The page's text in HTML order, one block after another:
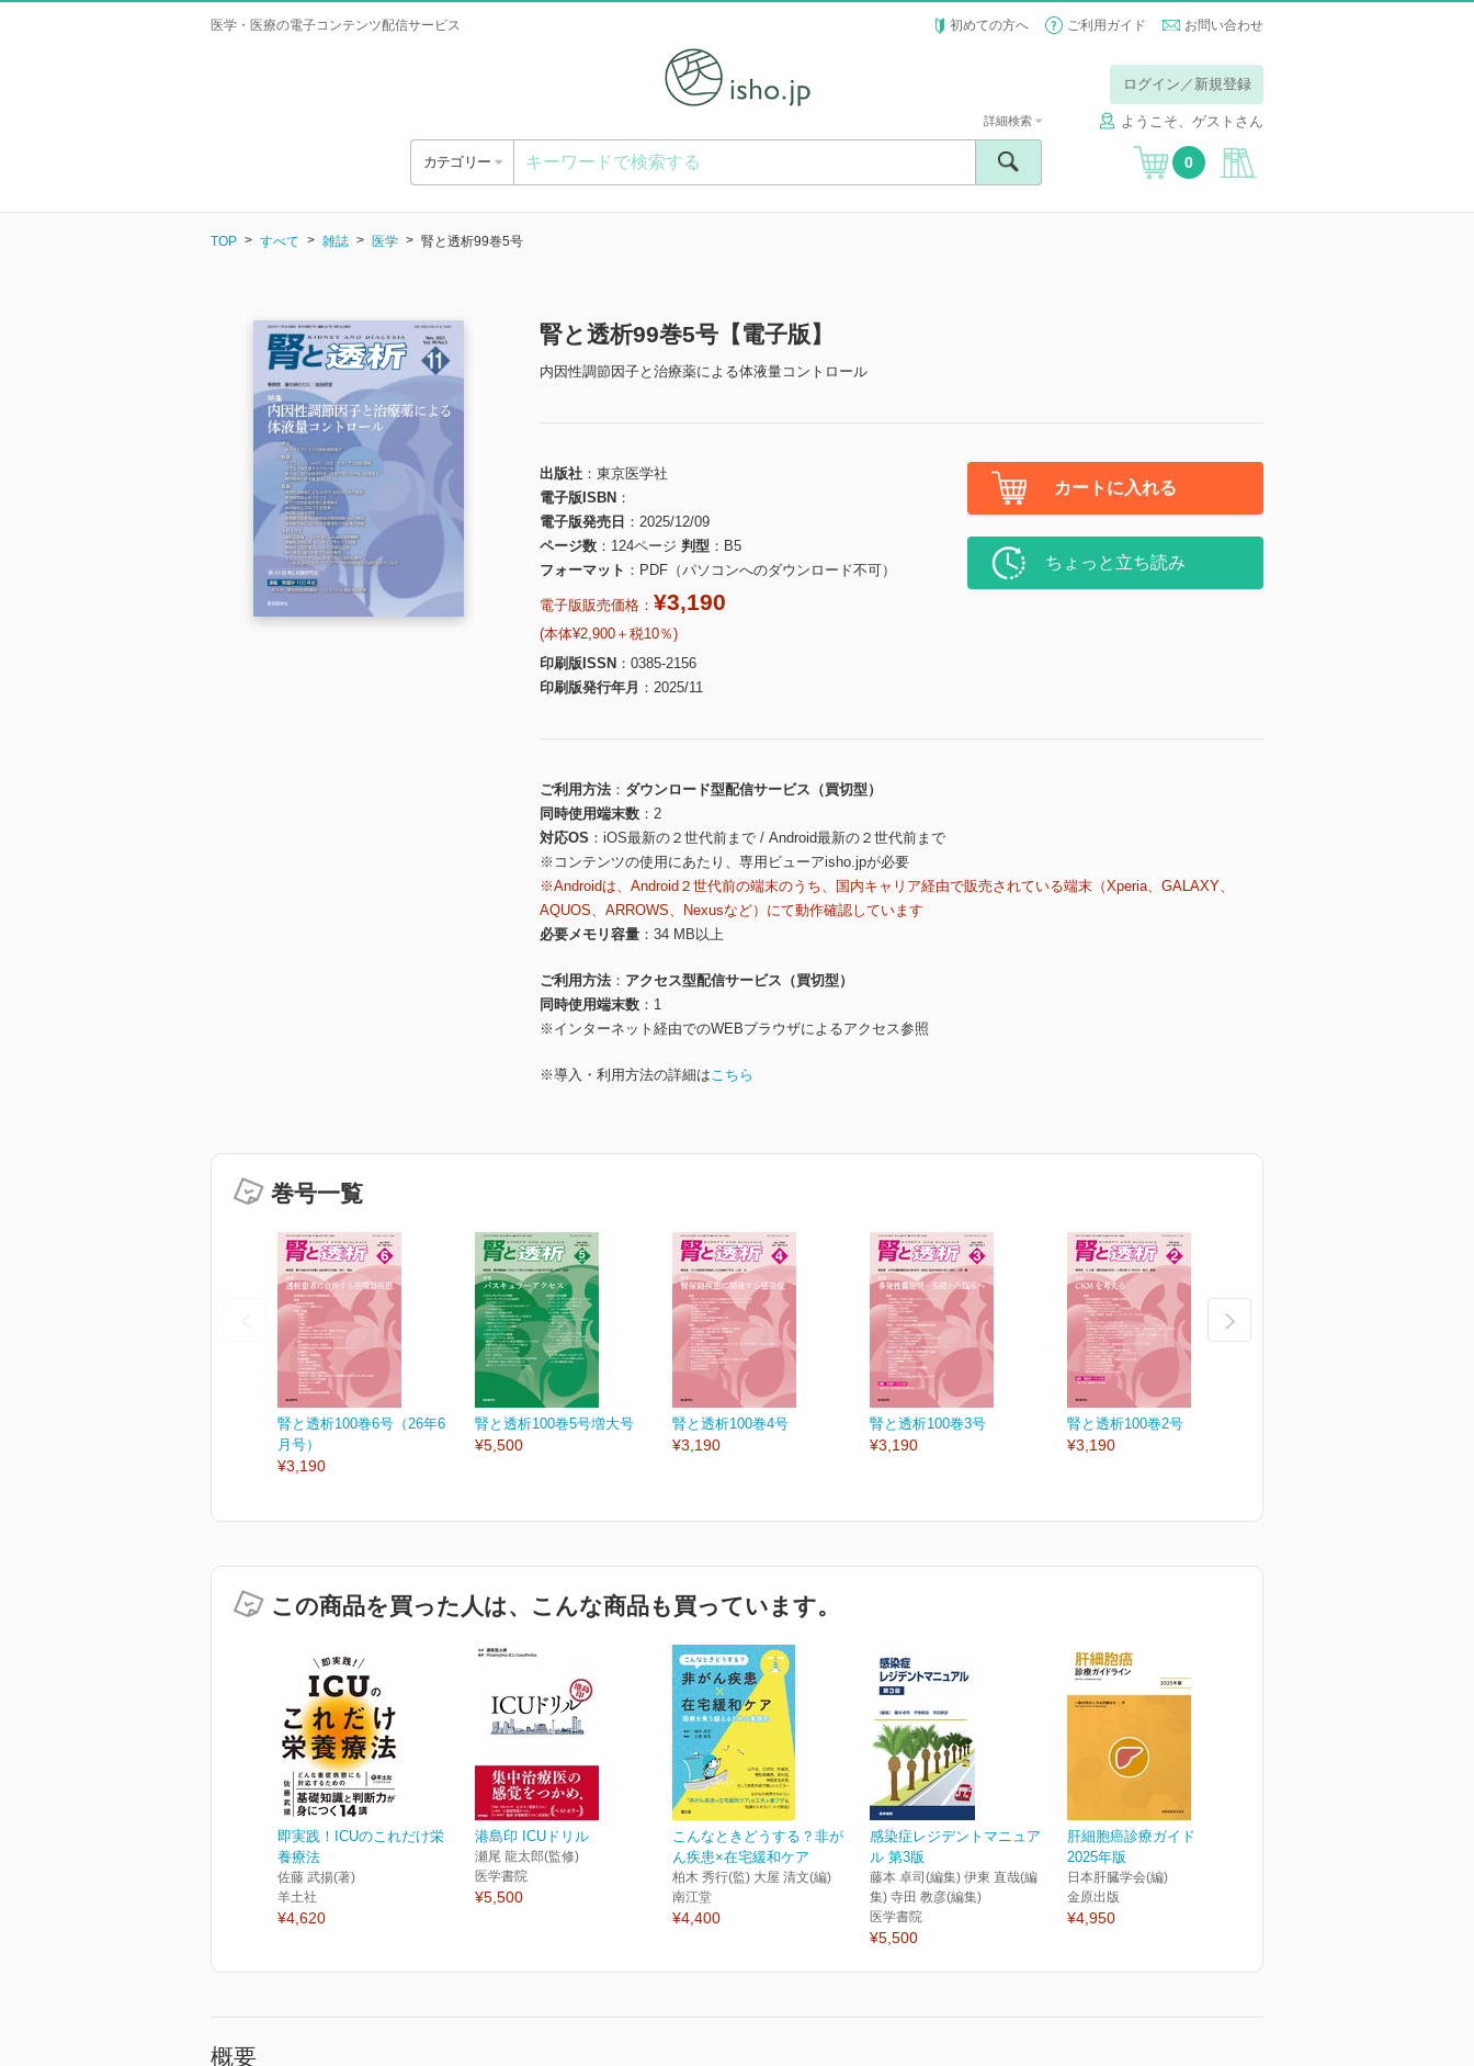
医学・医療の電子コンテンツ配信サービス 初めての方へ ご利用ガイド お問い合わせ
ログイン／新規登録
ようこそ、ゲストさん
カテゴリー
詳細検索
0
TOP すべて 雑誌 医学 腎と透析99巻5号
腎と透析99巻5号【電子版】
内因性調節因子と治療薬による体液量コントロール
出版社
東京医学社
電子版ISBN
電子版発売日
2025/12/09
ページ数
124ページ 判型
B5
フォーマット
PDF（パソコンへのダウンロード不可）
電子版販売価格： ¥3,190
(本体¥2,900＋税10％)
印刷版ISSN
0385-2156
印刷版発行年月
2025/11
カートに入れる
ちょっと立ち読み
ご利用方法
ダウンロード型配信サービス（買切型）
同時使用端末数
2
対応OS
iOS最新の２世代前まで / Android最新の２世代前まで
※コンテンツの使用にあたり、専用ビューアisho.jpが必要
※Androidは、Android２世代前の端末のうち、国内キャリア経由で販売されている端末（Xperia、GALAXY、
AQUOS、ARROWS、Nexusなど）にて動作確認しています
必要メモリ容量
34 MB以上
ご利用方法
アクセス型配信サービス（買切型）
同時使用端末数
1
※インターネット経由でのWEBブラウザによるアクセス参照
※導入・利用方法の詳細はこちら
巻号一覧
腎と透析100巻6号（26年6
月号）
¥3,190
腎と透析100巻5号増大号
¥5,500
腎と透析100巻4号
¥3,190
腎と透析100巻3号
¥3,190
腎と透析100巻2号
¥3,190
この商品を買った人は、こんな商品も買っています。
即実践！ICUのこれだけ栄
養療法
佐藤 武揚(著)
羊土社
¥4,620
港島印 ICUドリル
瀬尾 龍太郎(監修)
医学書院
¥5,500
こんなときどうする？非が
ん疾患×在宅緩和ケア
柏木 秀行(監) 大屋 清文(編)
南江堂
¥4,400
感染症レジデントマニュア
ル 第3版
藤本 卓司(編集) 伊東 直哉(編
集) 寺田 教彦(編集)
医学書院
¥5,500
肝細胞癌診療ガイドライン
2025年版
日本肝臓学会(編)
金原出版
¥4,950
概要